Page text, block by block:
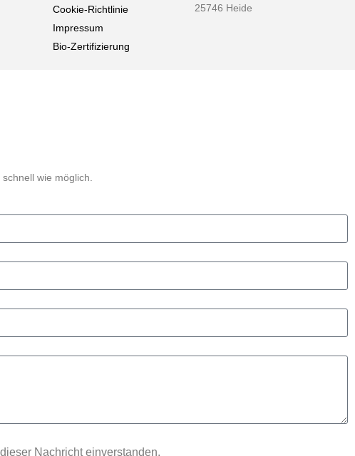
Cookie-Richtlinie
Impressum
Bio-Zertifizierung
25746 Heide
wie möglich.
Nachricht einverstanden.